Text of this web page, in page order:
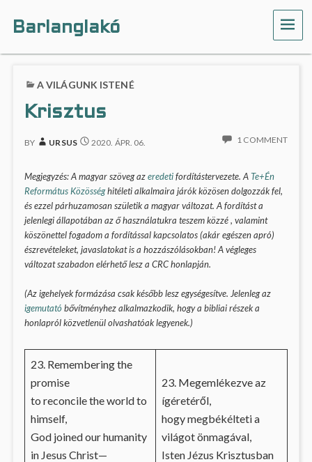
Barlanglakó
A VILÁGUNK ISTENÉ
Krisztus
BY URSUS 2020. ÁPR. 06. 1 COMMENT
Megjegyzés: A magyar szöveg azeredetifordítástervezete. ATe+Én
Református Közösséghitéleti alkalmaira járók közösen dolgozzák fel,
és ezzel párhuzamosan születik a magyar változat. A fordítást a
jelenlegi állapotában az ő használatukra teszem közzé , valamint
köszönettel fogadom a fordítással kapcsolatos (akár egészen apró)
észrevételeket, javaslatokat is a hozzászólásokban! A végleges
változat szabadon elérhető lesz a CRC honlapján.
(Az igehelyek formázása csak később lesz egységesítve. Jelenleg az
igemutatóbővítményhez alkalmazkodik, hogy a bibliai részek a
honlapról közvetlenül olvashatóak legyenek.)
23. Remembering the
promise
to reconcile the world to
himself,
God joined our humanity
in Jesus Christ—
23. Megemlékezve az
ígéretéről,
hogy megbékélteti a
világot önmagával,
Isten Jézus Krisztusban